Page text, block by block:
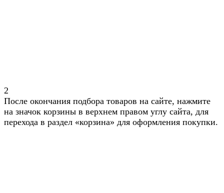
2
После окончания подбора товаров на сайте, нажмите
на значок корзины в верхнем правом углу сайта, для
перехода в раздел «корзина» для оформления покупки.